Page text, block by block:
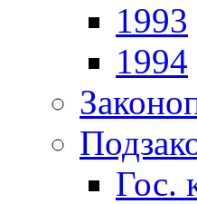
1993
1994
Гос.